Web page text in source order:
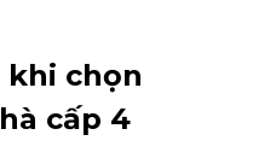
khi chọn
cấp 4